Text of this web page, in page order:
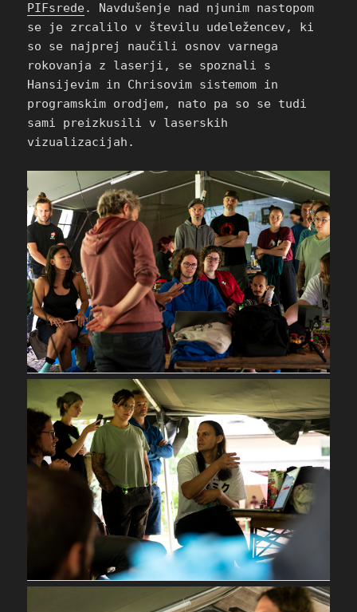
PIFsrede. Navdušenje nad njunim nastopom
se je zrcalilo v številu udeležencev, ki
so se najprej naučili osnov varnega
rokovanja z laserji, se spoznali s
Hansijevim in Chrisovim sistemom in
programskim orodjem, nato pa so se tudi
sami preizkusili v laserskih
vizualizacijah.